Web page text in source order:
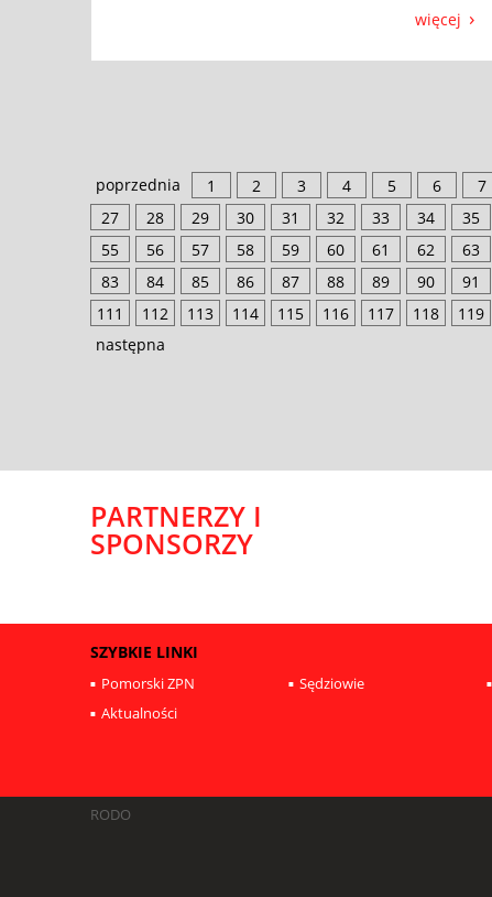
więcej
poprzednia 1 2 3 4 5 6 7
27
28 29 30 31 32 33 34 35
55
56 57 58 59 60 61 62 63
83
84 85 86 87 88 89 90 91
111
112 113 114 115 116 117 118 119
następna
PARTNERZY I
SPONSORZY
SZYBKIE LINKI
Pomorski ZPN Sędziowie
Aktualności
RODO